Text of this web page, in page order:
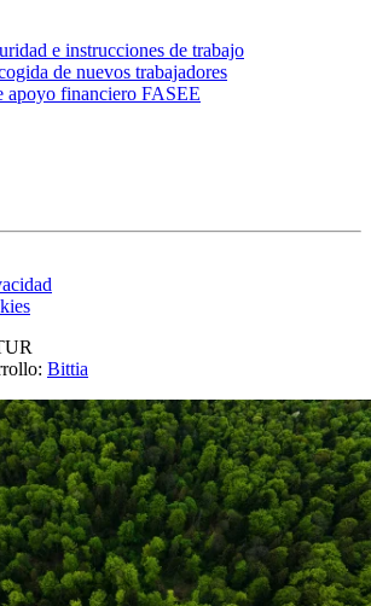
e instrucciones de trabajo
de nuevos trabajadores
apoyo financiero FASEE
Bittia